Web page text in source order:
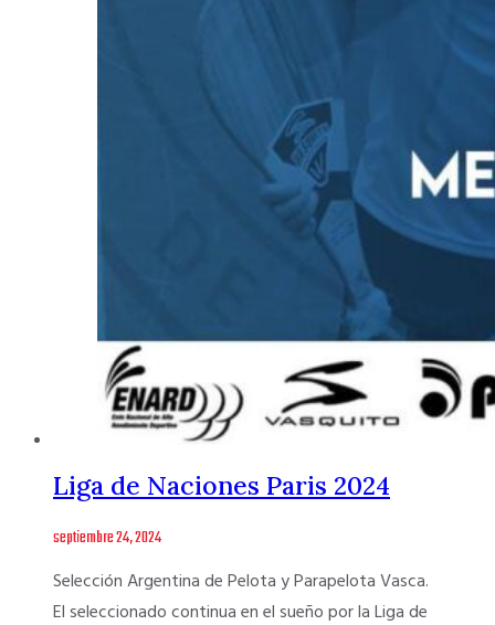
Liga de Naciones Paris 2024
septiembre 24, 2024
Selección Argentina de Pelota y Parapelota Vasca.
El seleccionado continua en el sueño por la Liga de